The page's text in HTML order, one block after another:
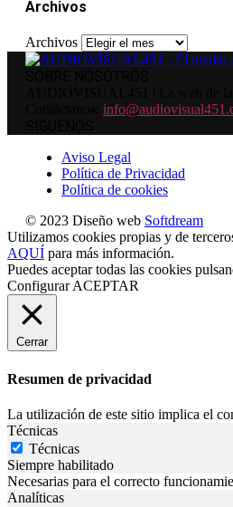
Archivos
Archivos
Aviso Legal
Política de Privacidad
Política de cookies
© 2023 Diseño web Softdream
Utilizamos cookies propias y de
AQUÍ para más información.
Puedes aceptar todas las cookies
ConfigurarACEPTAR
Cerrar
Resumen de privacidad
La utilización de este sitio implica el
Técnicas
Técnicas
Siempre habilitado
Necesarias para el correcto
Analíticas